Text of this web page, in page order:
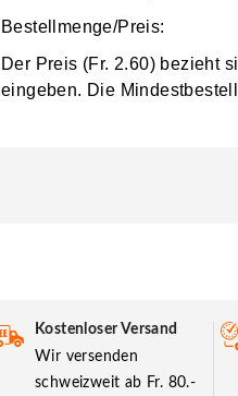
Bestellmenge/Preis:
Der Preis (Fr. 2.60) bezieht
eingeben. Die
Kostenloser Versand
Wir versenden
schweizweit ab Fr. 80.-